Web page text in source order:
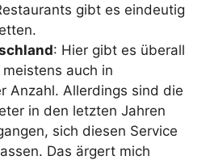
gibt es eindeutig
: Hier gibt es überall
auch in
Anzahl. Allerdings sind die
in den letzten Jahren
sich diesen Service
Das ärgert mich